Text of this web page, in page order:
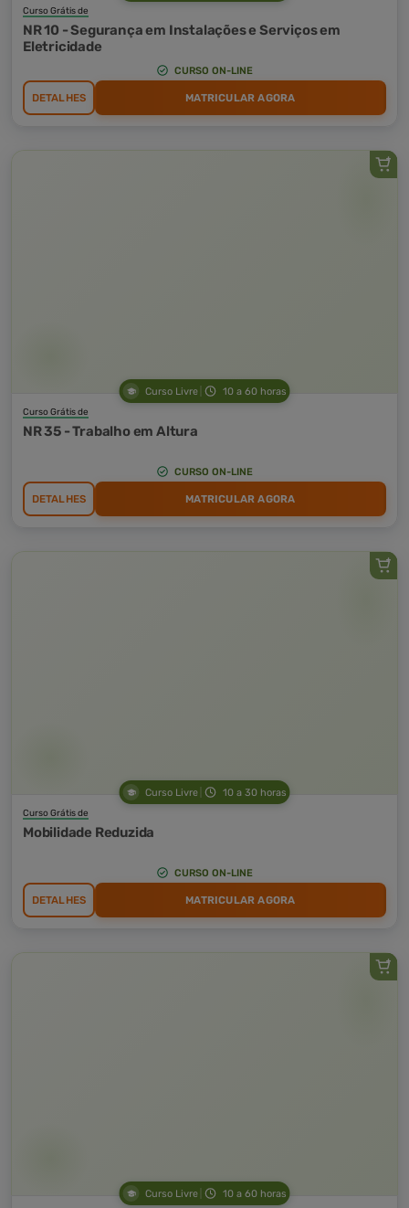
Curso Grátis de
NR 10 - Segurança em Instalações e Serviços em
Eletricidade
CURSO ON-LINE
DETALHES MATRICULAR AGORA
Curso Livre 10 a 60 horas
Curso Grátis de
NR 35 - Trabalho em Altura
CURSO ON-LINE
DETALHES MATRICULAR AGORA
Curso Livre 10 a 30 horas
Curso Grátis de
Mobilidade Reduzida
CURSO ON-LINE
DETALHES MATRICULAR AGORA
Curso Livre 10 a 60 horas